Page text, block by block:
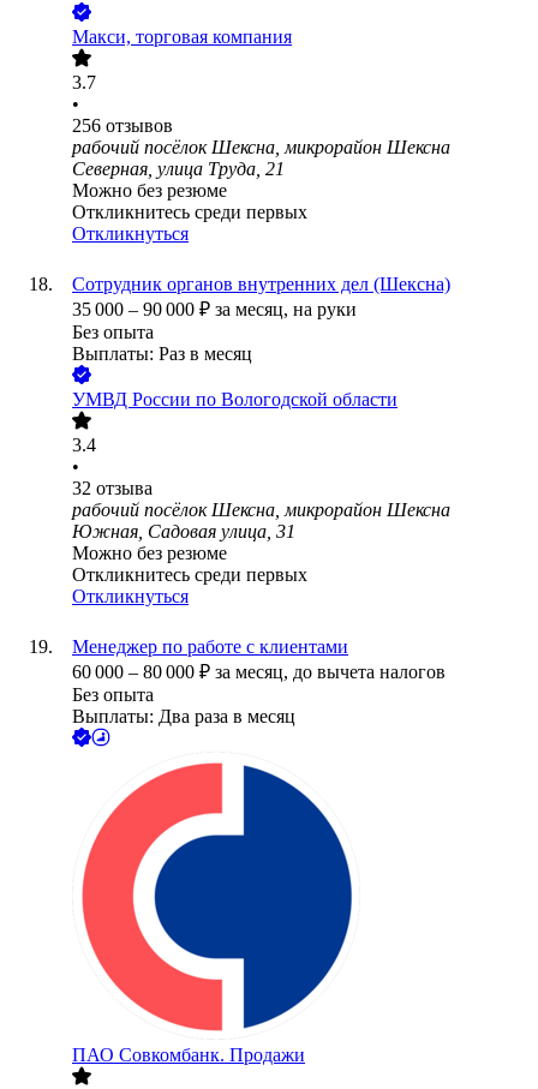
Макси, торговая компания
3.7
•
256 отзывов
рабочий посёлок Шексна, микрорайон Шексна
Северная, улица Труда, 21
Можно без резюме
Откликнитесь среди первых
Откликнуться
Сотрудник органов внутренних дел (Шексна)
35 000 – 90 000 ₽ за месяц, на руки
Без опыта
Выплаты: Раз в месяц
УМВД России по Вологодской области
3.4
•
32 отзыва
рабочий посёлок Шексна, микрорайон Шексна
Южная, Садовая улица, 31
Можно без резюме
Откликнитесь среди первых
Откликнуться
Менеджер по работе с клиентами
60 000 – 80 000 ₽ за месяц, до вычета налогов
Без опыта
Выплаты: Два раза в месяц
ПАО Совкомбанк. Продажи